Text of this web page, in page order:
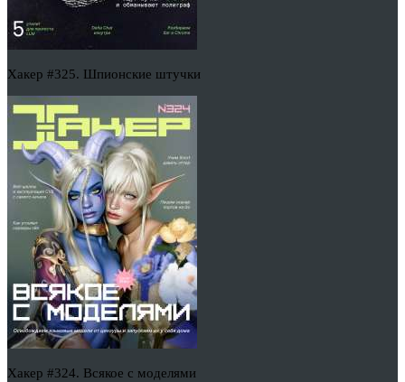
Хакер #325. Шпионские штучки
Хакер #324. Всякое с моделями